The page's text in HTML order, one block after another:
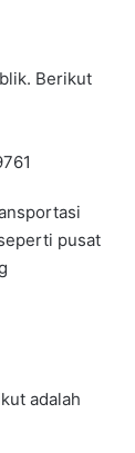
Berikut
pusat
adalah